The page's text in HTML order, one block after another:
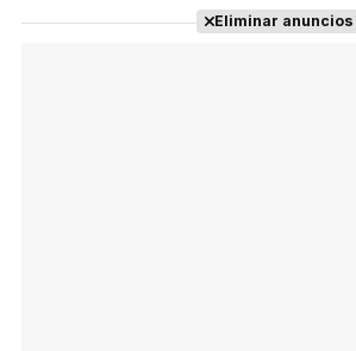
Eliminar anuncios